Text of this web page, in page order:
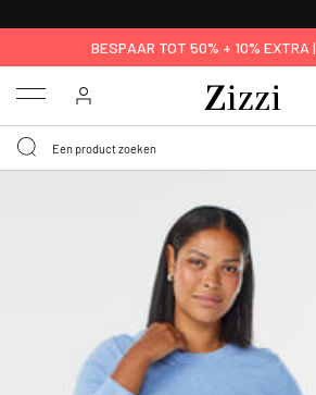
BESPAAR TOT 50% + 10% EXTRA |
Menu